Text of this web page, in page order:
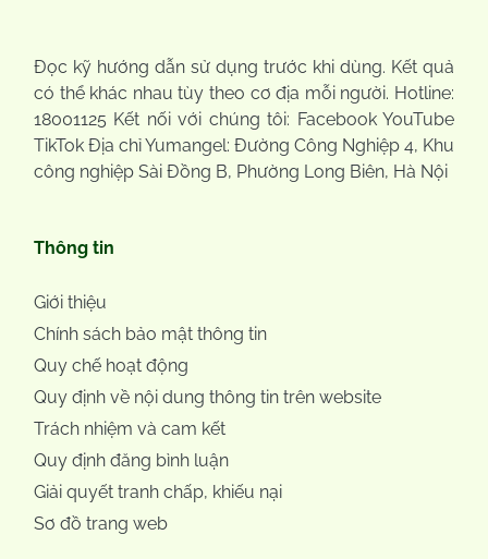
Đọc kỹ hướng dẫn sử dụng trước khi dùng. Kết quả
có thể khác nhau tùy theo cơ địa mỗi người. Hotline:
18001125 Kết nối với chúng tôi: Facebook YouTube
TikTok Địa chỉ Yumangel: Đường Công Nghiệp 4, Khu
công nghiệp Sài Đồng B, Phường Long Biên, Hà Nội
Thông tin
Giới thiệu
Chính sách bảo mật thông tin
Quy chế hoạt động
Quy định về nội dung thông tin trên website
Trách nhiệm và cam kết
Quy định đăng bình luận
Giải quyết tranh chấp, khiếu nại
Sơ đồ trang web